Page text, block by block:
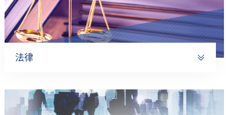
法律